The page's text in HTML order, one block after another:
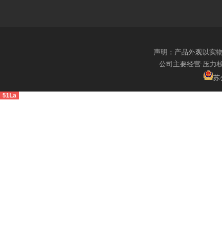
声明：产品外观以实
公司主要经营:压力
苏
51La